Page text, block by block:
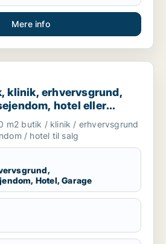
Mere info
erhvervsgrund,
klinik, erhvervsgrund,
hotel eller
m2 butik / klinik / erhvervsgrund
/ hotel til salg
Hotel, Garage